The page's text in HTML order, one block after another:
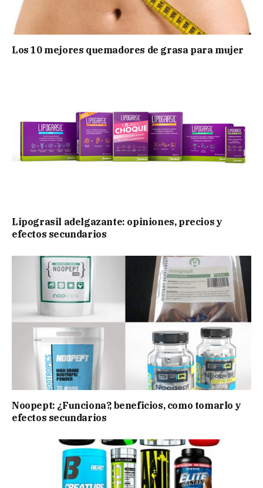
Los 10 mejores quemadores de grasa para mujer
Lipograsil adelgazante: opiniones, precios y
efectos secundarios
Noopept: ¿Funciona?, beneficios, como tomarlo y
efectos secundarios